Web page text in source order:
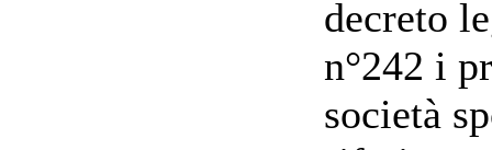
decreto
n°242 i
società